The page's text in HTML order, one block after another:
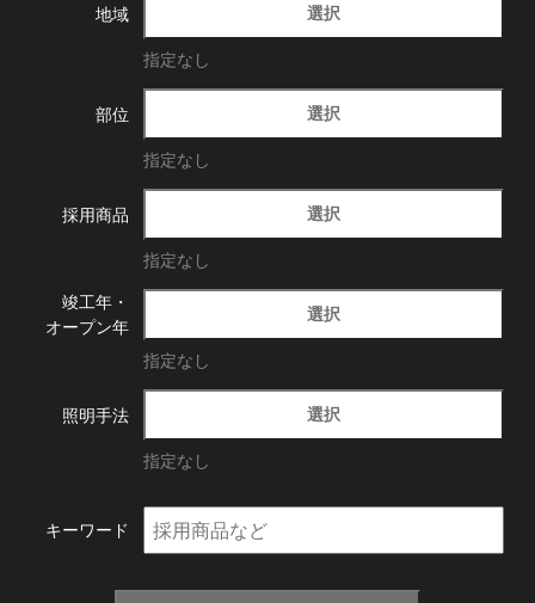
地域 選択
指定なし
部位 選択
指定なし
採用商品 選択
指定なし
竣工年・
オープン年
選択
指定なし
照明手法 選択
指定なし
キーワード